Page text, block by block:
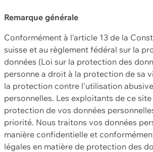
Remarque générale
Conformément à l'article 13 de la
suisse et au règlement fédéral sur la
données (Loi sur la protection des
personne a droit à la protection de sa
la protection contre l'utilisation
personnelles. Les exploitants de ce
protection de vos données
priorité. Nous traitons vos données
manière confidentielle et
légales en matière de protection des